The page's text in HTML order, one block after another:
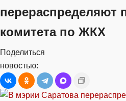
перераспределяют
комитета по ЖКХ
Поделиться
новостью: